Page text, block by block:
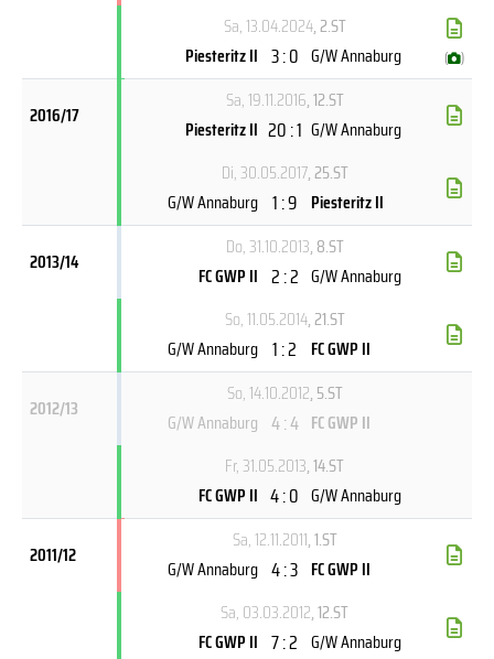
Sa, 13.04.2024, 2.ST
Piesteritz II 3 : 0 G/W Annaburg ( )
2016/17
Sa, 19.11.2016, 12.ST
Piesteritz II 20 : 1 G/W Annaburg
Di, 30.05.2017, 25.ST
G/W Annaburg 1 : 9 Piesteritz II
2013/14
Do, 31.10.2013, 8.ST
FC GWP II 2 : 2 G/W Annaburg
So, 11.05.2014, 21.ST
G/W Annaburg 1 : 2 FC GWP II
2012/13
So, 14.10.2012, 5.ST
G/W Annaburg 4 : 4 FC GWP II
Fr, 31.05.2013, 14.ST
FC GWP II 4 : 0 G/W Annaburg
2011/12
Sa, 12.11.2011, 1.ST
G/W Annaburg 4 : 3 FC GWP II
Sa, 03.03.2012, 12.ST
FC GWP II 7 : 2 G/W Annaburg